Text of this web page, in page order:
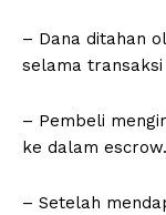
– Dana ditahan
selama
– Pembeli
ke dalam escrow.
– Setelah